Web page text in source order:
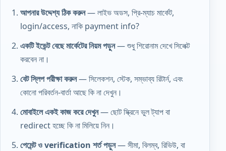
আপনার উদ্দেশ্য ঠিক করুন— লাইভ অডস, প্রি-ম্যাচ মার্কেট,
login/access, নাকি payment info?
একটি ইভেন্ট বেছে মার্কেটের নিয়ম পড়ুন— শুধু শিরোনাম দেখে সিলেক্ট
করবেন না।
বেট স্লিপ পরীক্ষা করুন— সিলেকশন, স্টেক, সম্ভাব্য রিটার্ন, এবং
কোনো পরিবর্তন-বার্তা আছে কি না দেখুন।
মোবাইলে একই কাজ করে দেখুন— ছোট স্ক্রিনে ভুল ট্যাপ বা
redirect হচ্ছে কি না মিলিয়ে নিন।
পেমেন্ট ও verification শর্ত পড়ুন— সীমা, বিলম্ব, রিভিউ, বা